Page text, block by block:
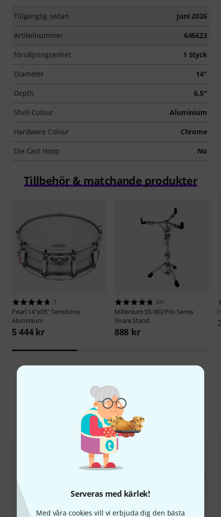
Serveras med kärlek!
Med våra cookies vill vi erbjuda dig den bästa
Tillgänglig sedan Juni 2026
Artikelnummer 645623
försäljningsenhet 1 Styck
Diameter 14"
Depth 6,5"
Shell Colour Aluminium
Hardware Colour Chrome
Die Cast Hoop No
Tillbehör & matchande produkter
7
Pearl 14"x05" Sensitone
Aluminium
5 444 kr
321
Millenium SS-902 Pro Series
Snare Stand
888 kr
Jämför alternativ